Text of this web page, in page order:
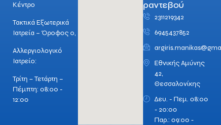
Κέντρο
Τακτικά Εξωτερικά
Ιατρεία – Όροφος 0,
Αλλεργιολογικό
Ιατρείο:
Τρίτη – Τετάρτη –
Πέμπτη: 08:00 -
12:00
ραντεβού
2311219342
6945437852
Εθνικής Αμύνης
42,
Θεσσαλονίκης
Δευ. - Πεμ. 08:00
- 20:00
Παρ.: 09:00 -